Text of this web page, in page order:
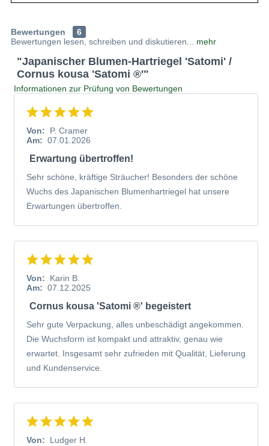
Bewertungen
6
Bewertungen lesen, schreiben und diskutieren...
mehr
"Japanischer Blumen-Hartriegel 'Satomi' /
Cornus kousa 'Satomi ®'"
Informationen zur Prüfung von Bewertungen
Von:
P. Cramer
Am: 07.01.2026
Erwartung übertroffen!
Sehr schöne, kräftige Sträucher! Besonders der schöne
Wuchs des Japanischen Blumenhartriegel hat unsere
Erwartungen übertroffen.
Von:
Karin B.
Am: 07.12.2025
Cornus kousa 'Satomi ®' begeistert
Sehr gute Verpackung, alles unbeschädigt angekommen.
Die Wuchsform ist kompakt und attraktiv, genau wie
erwartet. Insgesamt sehr zufrieden mit Qualität, Lieferung
und Kundenservice.
Von:
Ludger H.